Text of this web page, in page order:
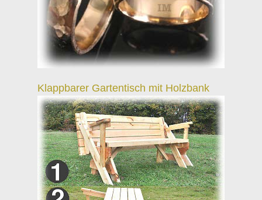
Klappbarer Gartentisch mit Holzbank